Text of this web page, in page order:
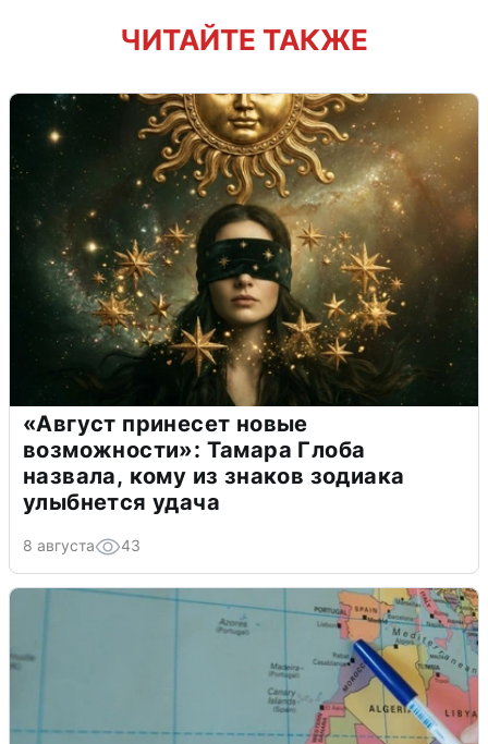
ЧИТАЙТЕ ТАКЖЕ
«Август принесет новые
возможности»: Тамара Глоба
назвала, кому из знаков зодиака
улыбнется удача
8 августа 43